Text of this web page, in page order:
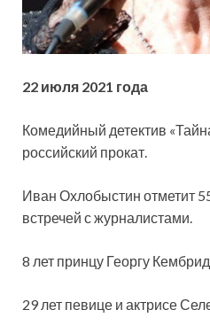
22 июля 2021 года
Комедийный детектив
российский прокат.
Иван Охлобыстин отметит
встречей с журналистами.
8 лет принцу Георгу
29 лет певице и актрисе